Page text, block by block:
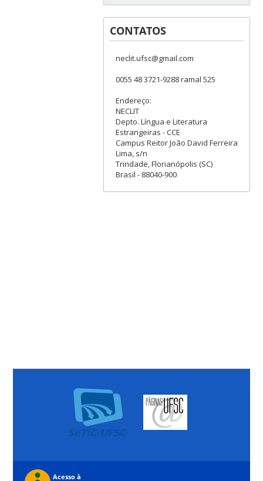
CONTATOS
neclit.ufsc@gmail.com
0055 48 3721-9288 ramal 525
Endereço:
NECLIT
Depto. Língua e Literatura
Estrangeiras - CCE
Campus Reitor João David Ferreira
Lima, s/n
Trindade, Florianópolis (SC)
Brasil - 88040-900